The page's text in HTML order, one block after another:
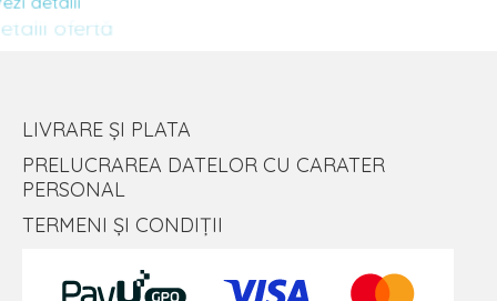
ofertă
LIVRARE ȘI PLATA
PRELUCRAREA DATELOR CU CARATER
PERSONAL
TERMENI ȘI CONDIȚII